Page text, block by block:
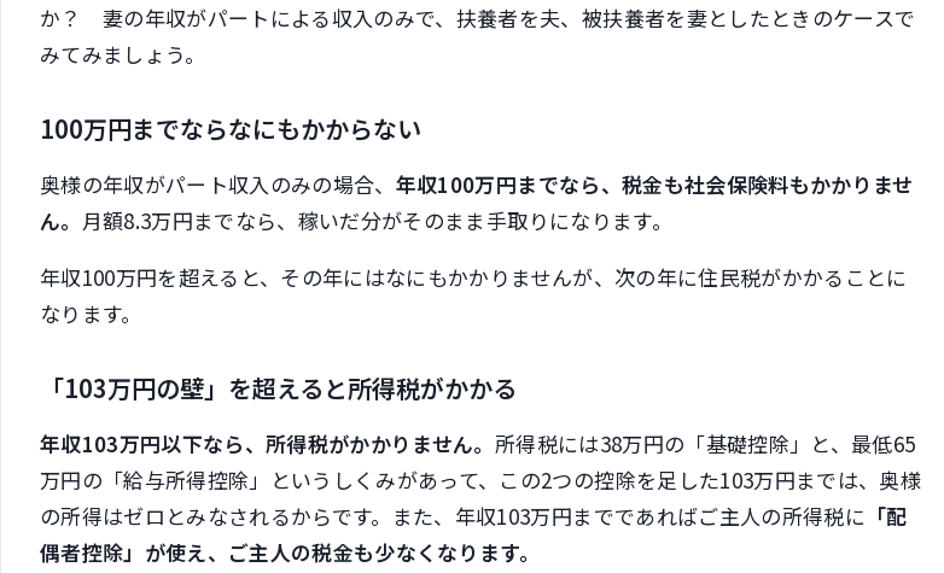
か？ 妻の年収がパートによる収入のみで、扶養者を夫、被扶養者を妻としたときのケースで
みてみましょう。
100万円までならなにもかからない
奥様の年収がパート収入のみの場合、 年収100万円までなら、税金も社会保険料もかかりませ
ん。 月額8.3万円までなら、稼いだ分がそのまま手取りになります。
年収100万円を超えると、その年にはなにもかかりませんが、次の年に住民税がかかることに
なります。
「103万円の壁」を超えると所得税がかかる
年収103万円以下なら、所得税がかかりません。 所得税には38万円の「基礎控除」と、最低65
万円の「給与所得控除」というしくみがあって、この2つの控除を足した103万円までは、奥様
の所得はゼロとみなされるからです。また、年収103万円までであればご主人の所得税に 「配
偶者控除」が使え、ご主人の税金も少なくなります。